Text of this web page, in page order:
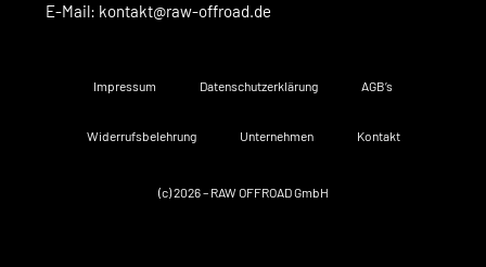
E-Mail: kontakt@raw-offroad.de
Impressum Datenschutzerklärung AGB’s
Widerrufsbelehrung Unternehmen Kontakt
(c) 2026 – RAW OFFROAD GmbH